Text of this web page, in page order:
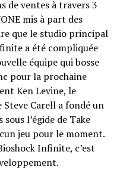
de ventes à travers 3
mis à part des
que le studio principal
a été compliquée
équipe qui bosse
pour la prochaine
Ken Levine, le
Steve Carell a fondé un
l’égide de Take
jeu pour le moment.
Infinite, c’est